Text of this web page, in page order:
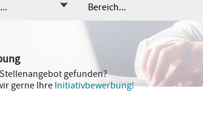
Bereich...
gefunden?
gerne IhreInitiativbewerbung!